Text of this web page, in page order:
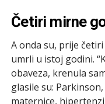
Četiri mirne
A onda su, prije
umrli u istoj godini.
obaveza, krenula
glasile su:
maternice,